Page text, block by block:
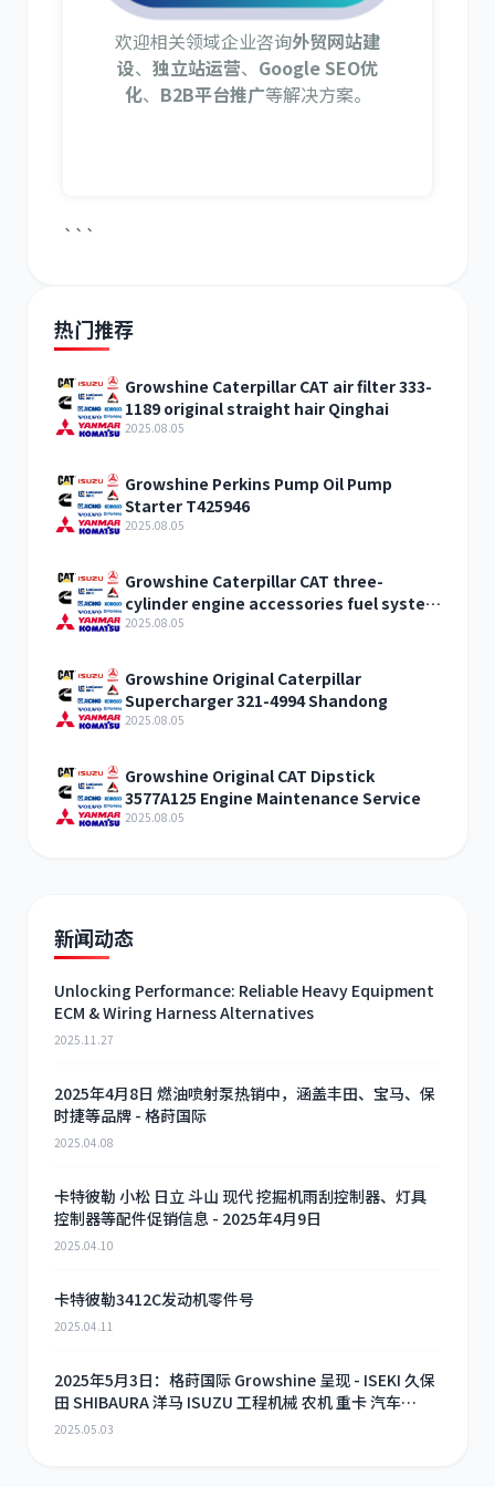
欢迎相关领域企业咨询外贸网站建
设、 独立站运营、 Google SEO优
化、 B2B平台推广等解决方案。
```
热门推荐
Growshine Caterpillar CAT air filter 333-
1189 original straight hair Qinghai
2025.08.05
Growshine Perkins Pump Oil Pump
Starter T425946
2025.08.05
Growshine Caterpillar CAT three-
cylinder engine accessories fuel system
inquiry
2025.08.05
Growshine Original Caterpillar
Supercharger 321-4994 Shandong
2025.08.05
Growshine Original CAT Dipstick
3577A125 Engine Maintenance Service
2025.08.05
新闻动态
Unlocking Performance: Reliable Heavy Equipment
ECM & Wiring Harness Alternatives
2025.11.27
2025年4月8日 燃油喷射泵热销中，涵盖丰田、宝马、保
时捷等品牌 - 格莳国际
2025.04.08
卡特彼勒 小松 日立 斗山 现代 挖掘机雨刮控制器、灯具
控制器等配件促销信息 - 2025年4月9日
2025.04.10
卡特彼勒3412C发动机零件号
2025.04.11
2025年5月3日：格莳国际 Growshine 呈现 - ISEKI 久保
田 SHIBAURA 洋马 ISUZU 工程机械 农机 重卡 汽车
RHF3 涡轮增压器及配件 海量现货供应
2025.05.03